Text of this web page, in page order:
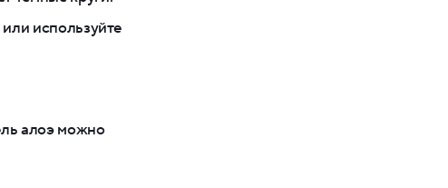
используйте
алоэ можно